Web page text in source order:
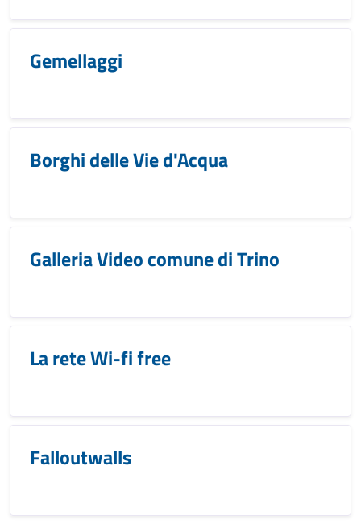
Gemellaggi
Borghi delle Vie d'Acqua
Galleria Video comune di Trino
La rete Wi-fi free
Falloutwalls